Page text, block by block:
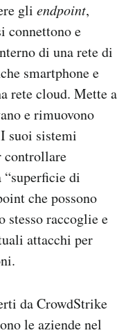
gli endpoint,
connettono e
di una rete di
smartphone e
rete cloud. Mette a
e rimuovono
suoi sistemi
controllare
“superficie di
che possono
stesso raccoglie e
attacchi per
da CrowdStrike
le aziende nel